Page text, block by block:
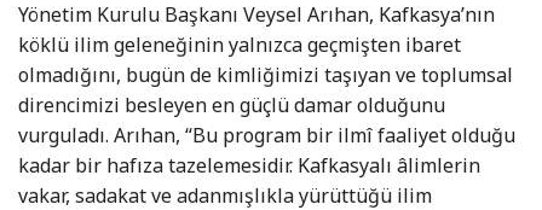
Yönetim Kurulu Başkanı Veysel Arıhan, Kafkasya’nın
köklü ilim geleneğinin yalnızca geçmişten ibaret
olmadığını, bugün de kimliğimizi taşıyan ve toplumsal
direncimizi besleyen en güçlü damar olduğunu
vurguladı. Arıhan, “Bu program bir ilmî faaliyet olduğu
kadar bir hafıza tazelemesidir. Kafkasyalı âlimlerin
vakar, sadakat ve adanmışlıkla yürüttüğü ilim